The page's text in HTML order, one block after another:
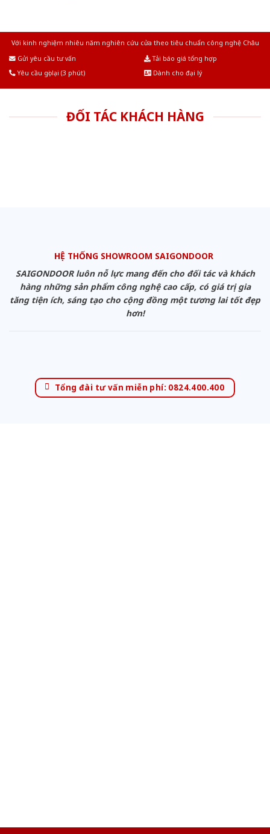
Với kinh nghiệm nhiêu năm nghiên cứu cửa theo tiêu chuẩn công nghệ Châu
Gửi yêu cầu tư vấn
Tải báo giá tổng hợp
Yêu cầu gọi lại (3 phút)
Dành cho đại lý
ĐỐI TÁC KHÁCH HÀNG
HỆ THỐNG SHOWROOM SAIGONDOOR
SAIGONDOOR luôn nỗ lực mang đến cho đối tác và khách
hàng những sản phẩm công nghệ cao cấp, có giá trị gia
tăng tiện ích, sáng tạo cho cộng đồng một tương lai tốt đẹp
hơn!
Tổng đài tư vấn miễn phí: 0824.400.400